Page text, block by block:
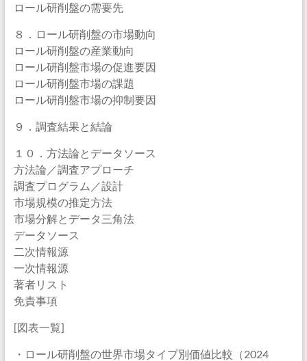
ロール研削盤の需要先
８．ロール研削盤の市場動向
ロール研削盤の産業動向
ロール研削盤市場の促進要因
ロール研削盤市場の課題
ロール研削盤市場の抑制要因
９．調査結果と結論
１０．方法論とデータソース
方法論／調査アプローチ
調査プログラム／設計
市場規模の推定方法
市場分解とデータ三角法
データソース
二次情報源
一次情報源
著者リスト
免責事項
[図表一覧]
・ロール研削盤の世界市場タイプ別価値比較（2024